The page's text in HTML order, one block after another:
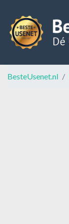
BesteUsenet.nl